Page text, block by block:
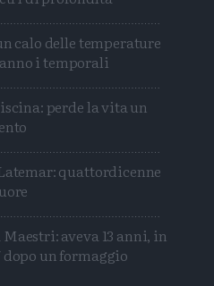
calo delle temperature
i temporali
perde la vita un
quattordicenne
aveva 13 anni, in
dopo un formaggio